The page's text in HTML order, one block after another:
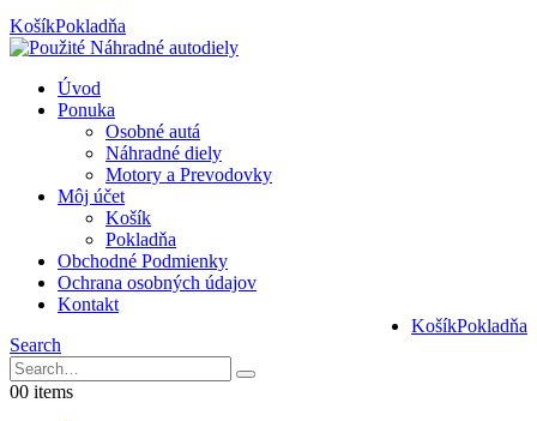
KošíkPokladňa
Úvod
Ponuka
Osobné autá
Náhradné diely
Motory a Prevodovky
Môj účet
Košík
Pokladňa
Obchodné Podmienky
Ochrana osobných údajov
Kontakt
KošíkPokladňa
Search
00 items